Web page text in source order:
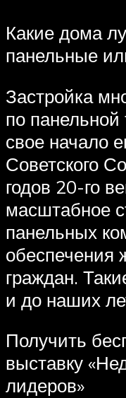
Какие дома
панельные
Застройка
по панельной
свое начало
Советского
годов 20-го
масштабное
панельных
обеспечения
граждан.
и до наших
Получить
выставку
лидеров»